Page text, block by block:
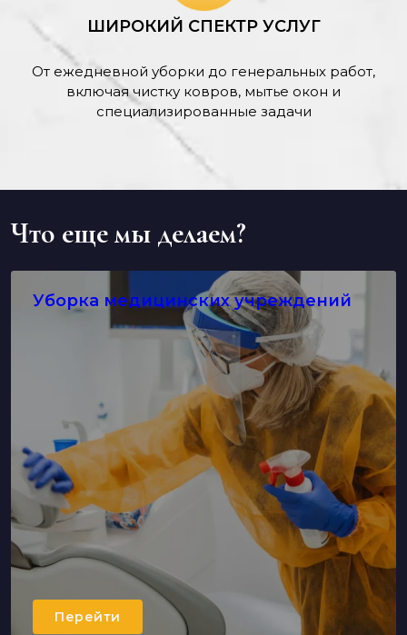
ШИРОКИЙ СПЕКТР УСЛУГ
От ежедневной уборки до генеральных работ,
включая чистку ковров, мытье окон и
специализированные задачи
Что еще мы делаем?
Уборка медицинских учреждений
Перейти